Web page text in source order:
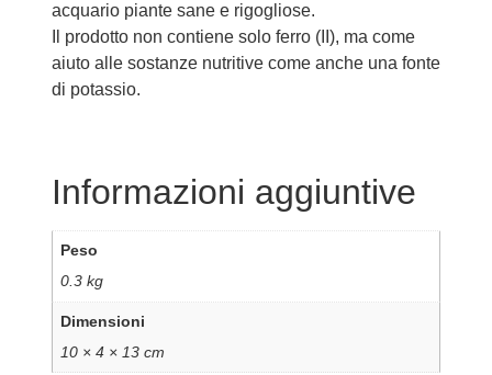
acquario piante sane e rigogliose.
Il prodotto non contiene solo ferro (II), ma come
aiuto alle sostanze nutritive come anche una fonte
di potassio.
Informazioni aggiuntive
Peso
0.3 kg
Dimensioni
10 × 4 × 13 cm